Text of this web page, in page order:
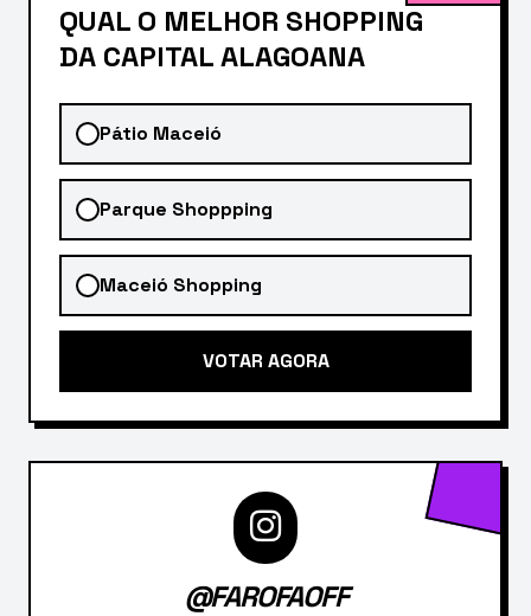
QUAL O MELHOR SHOPPING
DA CAPITAL ALAGOANA
Pátio Maceió
Parque Shoppping
Maceió Shopping
VOTAR AGORA
@FAROFAOFF